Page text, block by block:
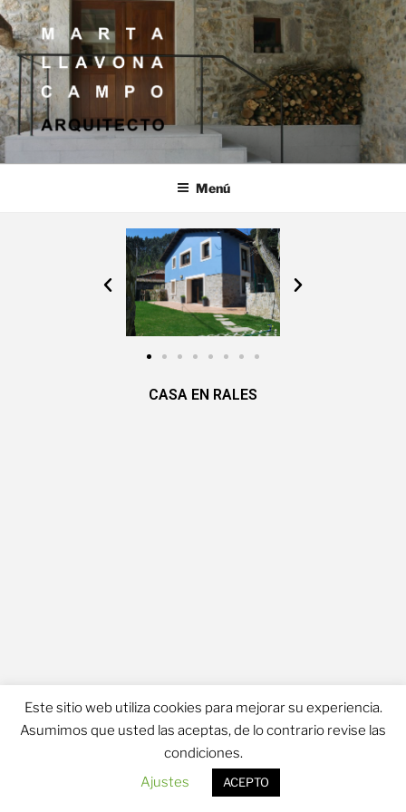
MARTA LLAVONA CAMPO
Menú
CASA EN RALES
Política de Privacidad
Este sitio web utiliza cookies para mejorar su experiencia.
Asumimos que usted las aceptas, de lo contrario revise las
condiciones.
Ajustes
ACEPTO